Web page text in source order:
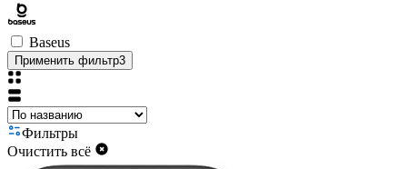
Baseus
Применить фильтр3
Фильтры
Очистить всё